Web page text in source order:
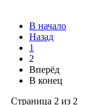
В начало
Назад
1
2
Вперёд
В конец
Страница 2 из 2